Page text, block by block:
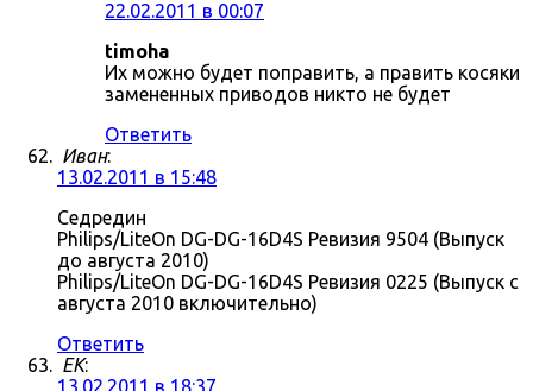
22.02.2011 в 00:07
timoha
Их можно будет поправить, а править косяки
замененных приводов никто не будет
Ответить
Иван:
13.02.2011 в 15:48
Седредин
Philips/LiteOn DG-DG-16D4S Ревизия 9504 (Выпуск
до августа 2010)
Philips/LiteOn DG-DG-16D4S Ревизия 0225 (Выпуск с
августа 2010 включительно)
Ответить
ЕK:
13.02.2011 в 18:37